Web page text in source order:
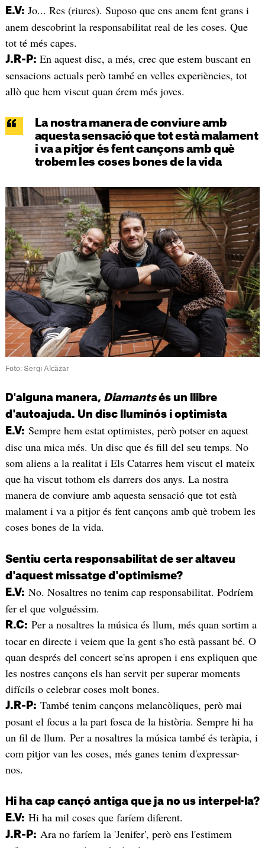
E.V: Jo... Res (riures). Suposo que ens anem fent grans i
anem descobrint la responsabilitat real de les coses. Que
tot té més capes.
J.R-P: En aquest disc, a més, crec que estem buscant en
sensacions actuals però també en velles experiències, tot
allò que hem viscut quan érem més joves.
La nostra manera de conviure amb
aquesta sensació que tot està malament
i va a pitjor és fent cançons amb què
trobem les coses bones de la vida
Foto: Sergi Alcàzar
D'alguna manera, Diamantsés un llibre
d'autoajuda. Un disc lluminós i optimista
E.V: Sempre hem estat optimistes, però potser en aquest
disc una mica més. Un disc que és fill del seu temps. No
som aliens a la realitat i Els Catarres hem viscut el mateix
que ha viscut tothom els darrers dos anys. La nostra
manera de conviure amb aquesta sensació que tot està
malament i va a pitjor és fent cançons amb què trobem les
coses bones de la vida.
Sentiu certa responsabilitat de ser altaveu
d'aquest missatge d'optimisme?
E.V: No. Nosaltres no tenim cap responsabilitat. Podríem
fer el que volguéssim.
R.C: Per a nosaltres la música és llum, més quan sortim a
tocar en directe i veiem que la gent s'ho està passant bé. O
quan després del concert se'ns apropen i ens expliquen que
les nostres cançons els han servit per superar moments
difícils o celebrar coses molt bones.
J.R-P: També tenim cançons melancòliques, però mai
posant el focus a la part fosca de la història. Sempre hi ha
un fil de llum. Per a nosaltres la música també és teràpia, i
com pitjor van les coses, més ganes tenim d'expressar-
nos.
Hi ha cap cançó antiga que ja no us interpel·la?
E.V: Hi ha mil coses que faríem diferent.
J.R-P: Ara no faríem la 'Jenifer', però ens l'estimem